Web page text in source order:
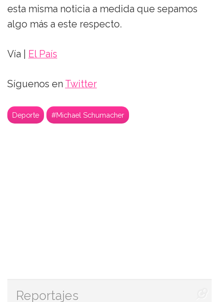
esta misma noticia a medida que sepamos
algo más a este respecto.
Vía | El País
Síguenos en Twitter
Deporte #Michael Schumacher
Reportajes